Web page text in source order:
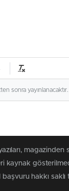
sonra yayınlanacaktır.
başvuru hakkı